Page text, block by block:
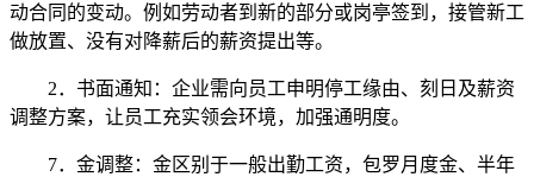
动合同的变动。例如劳动者到新的部分或岗亭签到，接管新工
做放置、没有对降薪后的薪资提出等。
2．书面通知：企业需向员工申明停工缘由、刻日及薪资
调整方案，让员工充实领会环境，加强通明度。
7．金调整：金区别于一般出勤工资，包罗月度金、半年